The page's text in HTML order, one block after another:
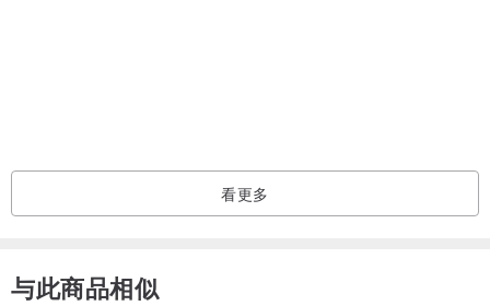
看更多
与此商品相似